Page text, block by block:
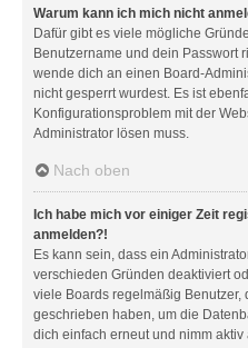
Warum kann ich mich nicht
Dafür gibt es viele mögliche
Benutzername und dein Passwort
wende dich an einen Board-
nicht gesperrt wurdest. Es ist
Konfigurationsproblem mit der
Administrator lösen muss.
Nach oben
Ich habe mich vor einiger Zeit
anmelden?!
Es kann sein, dass ein
verschieden Gründen deaktiviert
viele Boards regelmäßig Benutzer,
geschrieben haben, um die
dich einfach erneut und nimm